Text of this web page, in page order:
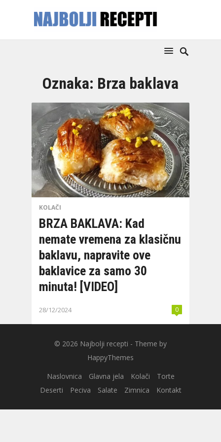
Oznaka: Brza baklava
KOLAČI
BRZA BAKLAVA: Kad
nemate vremena za klasičnu
baklavu, napravite ove
baklavice za samo 30
minuta! [VIDEO]
28/12/2024 0
© 2026 Najbolji recepti - Theme by
HappyThemes
Naslovnica
Glavna jela Kolači
Torte
Deserti
Peciva Salate Zimnica Kontakt